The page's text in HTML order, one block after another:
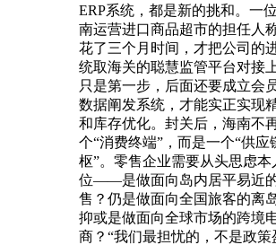
ERP系统，都是新的挑和。一
南运营进口商品超市的担任人
花了三个月时间，才把公司的
统取海关的聪慧监管平台对接
只是第一步，后面还要成立会
数据阐发系统，才能实正实现
和库存优化。封关后，海南不
个“消费终端”，而是一个“供应
枢”。零售企业需要从头思虑本
位——是做面向岛内居平易近
售？仍是做面向全国旅客的离
抑或是做面向全球市场的跨境
商？“我们最担忧的，不是政策